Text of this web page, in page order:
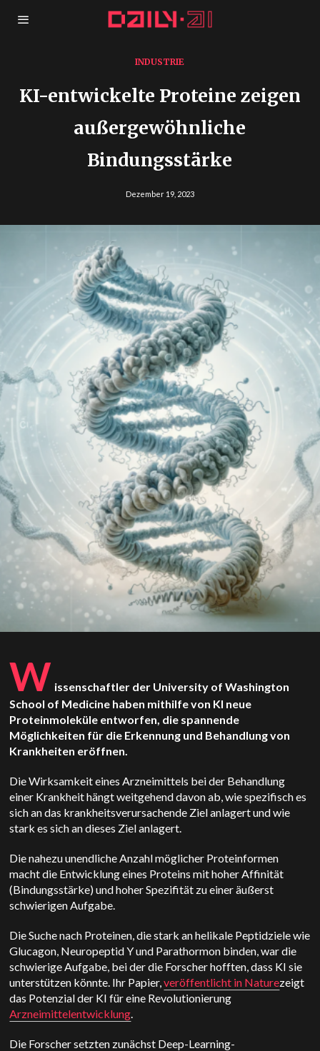
INDUSTRIE
KI-entwickelte Proteine zeigen
außergewöhnliche
Bindungsstärke
Dezember 19, 2023
W issenschaftler der University of Washington
School of Medicine haben mithilfe von KI neue
Proteinmoleküle entworfen, die spannende
Möglichkeiten für die Erkennung und Behandlung von
Krankheiten eröffnen.
Die Wirksamkeit eines Arzneimittels bei der Behandlung
einer Krankheit hängt weitgehend davon ab, wie spezifisch es
sich an das krankheitsverursachende Ziel anlagert und wie
stark es sich an dieses Ziel anlagert.
Die nahezu unendliche Anzahl möglicher Proteinformen
macht die Entwicklung eines Proteins mit hoher Affinität
(Bindungsstärke) und hoher Spezifität zu einer äußerst
schwierigen Aufgabe.
Die Suche nach Proteinen, die stark an helikale Peptidziele wie
Glucagon, Neuropeptid Y und Parathormon binden, war die
schwierige Aufgabe, bei der die Forscher hofften, dass KI sie
unterstützen könnte. Ihr Papier,veröffentlicht in Naturezeigt
das Potenzial der KI für eine Revolutionierung
Arzneimittelentwicklung.
Die Forscher setzten zunächst Deep-Learning-